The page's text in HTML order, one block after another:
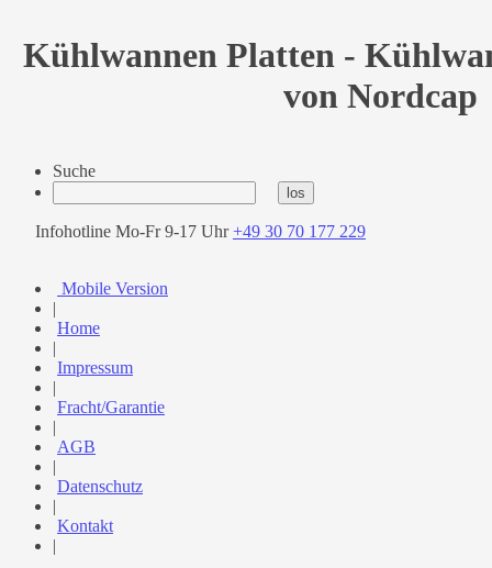
Kühlwannen Platten -
von Nordcap
Suche
Infohotline Mo-Fr 9-17 Uhr+49 30 70 177 229
Mobile Version
|
Home
|
Impressum
|
Fracht/Garantie
|
AGB
|
Datenschutz
|
Kontakt
|